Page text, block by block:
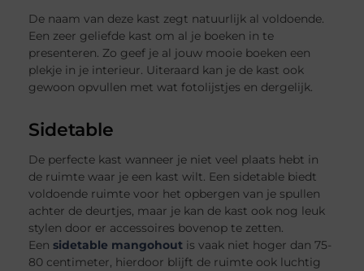
De naam van deze kast zegt natuurlijk al voldoende.
Een zeer geliefde kast om al je boeken in te
presenteren. Zo geef je al jouw mooie boeken een
plekje in je interieur. Uiteraard kan je de kast ook
gewoon opvullen met wat fotolijstjes en dergelijk.
Sidetable
De perfecte kast wanneer je niet veel plaats hebt in
de ruimte waar je een kast wilt. Een sidetable biedt
voldoende ruimte voor het opbergen van je spullen
achter de deurtjes, maar je kan de kast ook nog leuk
stylen door er accessoires bovenop te zetten.
Eensidetable mangohout is vaak niet hoger dan 75-
80 centimeter, hierdoor blijft de ruimte ook luchtig